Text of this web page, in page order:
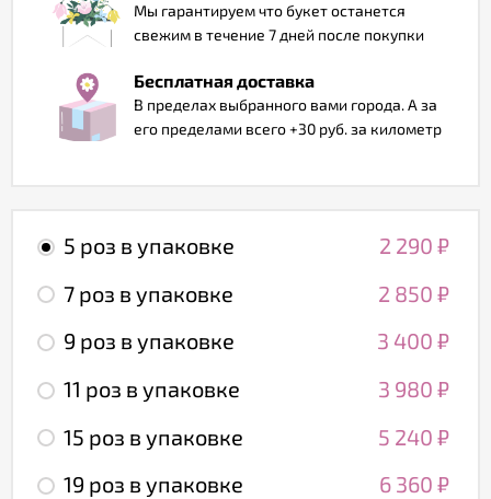
Мы гарантируем что букет останется
свежим в течение 7 дней после покупки
Бесплатная доставка
В пределах выбранного вами города. А за
его пределами всего +30 руб. за километр
5 роз в упаковке 2 290 ₽
7 роз в упаковке
2 850 ₽
9 роз в упаковке
3 400 ₽
11 роз в упаковке
3 980 ₽
15 роз в упаковке
5 240 ₽
19 роз в упаковке
6 360 ₽